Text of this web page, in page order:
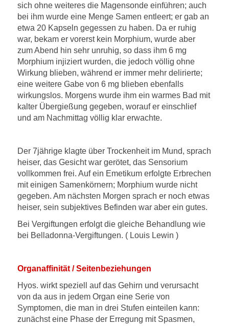
sich ohne weiteres die Magensonde einführen; auch
bei ihm wurde eine Menge Samen entleert; er gab an
etwa 20 Kapseln gegessen zu haben. Da er ruhig
war, bekam er vorerst kein Morphium, wurde aber
zum Abend hin sehr unruhig, so dass ihm 6 mg
Morphium injiziert wurden, die jedoch völlig ohne
Wirkung blieben, während er immer mehr delirierte;
eine weitere Gabe von 6 mg blieben ebenfalls
wirkungslos. Morgens wurde ihm ein warmes Bad mit
kalter Übergießung gegeben, worauf er einschlief
und am Nachmittag völlig klar erwachte.
Der 7jährige klagte über Trockenheit im Mund, sprach
heiser, das Gesicht war gerötet, das Sensorium
vollkommen frei. Auf ein Emetikum erfolgte Erbrechen
mit einigen Samenkörnern; Morphium wurde nicht
gegeben. Am nächsten Morgen sprach er noch etwas
heiser, sein subjektives Befinden war aber ein gutes.
Bei Vergiftungen erfolgt die gleiche Behandlung wie
bei Belladonna-Vergiftungen. ( Louis Lewin )
Organaffinität / Seitenbeziehungen
Hyos. wirkt speziell auf das Gehirn und verursacht
von da aus in jedem Organ eine Serie von
Symptomen, die man in drei Stufen einteilen kann:
zunächst eine Phase der Erregung mit Spasmen,